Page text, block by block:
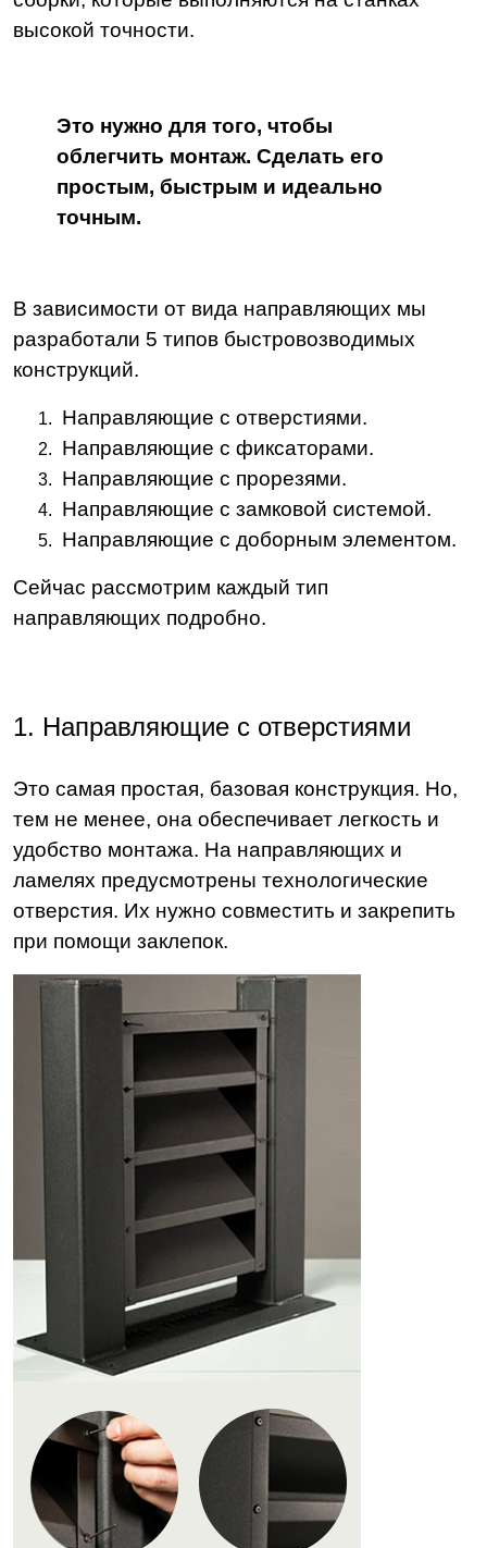
высокой точности.
Это нужно для того, чтобы
облегчить монтаж. Сделать его
простым, быстрым и идеально
точным.
В зависимости от вида направляющих мы
разработали 5 типов быстровозводимых
конструкций.
Направляющие с отверстиями.
Направляющие с фиксаторами.
Направляющие с прорезями.
Направляющие с замковой системой.
Направляющие с доборным элементом.
Сейчас рассмотрим каждый тип
направляющих подробно.
1. Направляющие с отверстиями
Это самая простая, базовая конструкция. Но,
тем не менее, она обеспечивает легкость и
удобство монтажа. На направляющих и
ламелях предусмотрены технологические
отверстия. Их нужно совместить и закрепить
при помощи заклепок.